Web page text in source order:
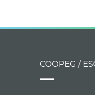
COOPEG /